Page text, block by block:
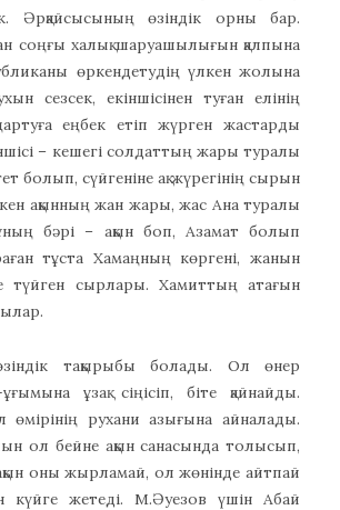
Әрқайсысының өзіндік орны бар.
соңғы халық шаруашылығын қалпына
өркендетудің үлкен жолына
сезсек, екіншісінен туған елінің
еңбек етіп жүрген жастарды
– кешегі солдаттың жары туралы
болып, сүйгеніне ақ жүрегінің сырын
ақынның жан жары, жас Ана туралы
бәрі – ақын боп, Азамат болып
тұста Хамаңның көргені, жанын
түйген сырлары. Хамиттың атағын
тақырыбы болады. Ол өнер
ұзақ сіңісіп, біте қайнайды.
өмірінің рухани азығына айналады.
ол бейне ақын санасында толысып,
оны жырламай, ол жөнінде айтпай
күйге жетеді. М.Әуезов үшін Абай